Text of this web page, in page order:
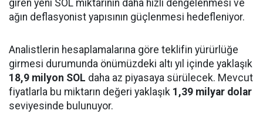
giren yeni SOL miktarının daha hızlı dengelenmesi ve
ağın deflasyonist yapısının güçlenmesi hedefleniyor.
Analistlerin hesaplamalarına göre teklifin yürürlüğe
girmesi durumunda önümüzdeki altı yıl içinde yaklaşık
18,9 milyon SOL daha az piyasaya sürülecek. Mevcut
fiyatlarla bu miktarın değeri yaklaşık 1,39 milyar dolar
seviyesinde bulunuyor.